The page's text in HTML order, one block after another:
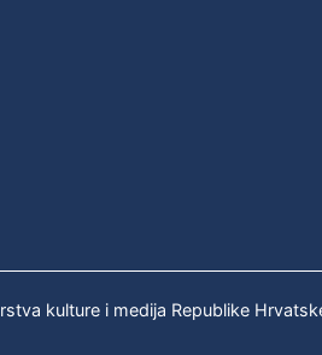
kulture i medija Republike